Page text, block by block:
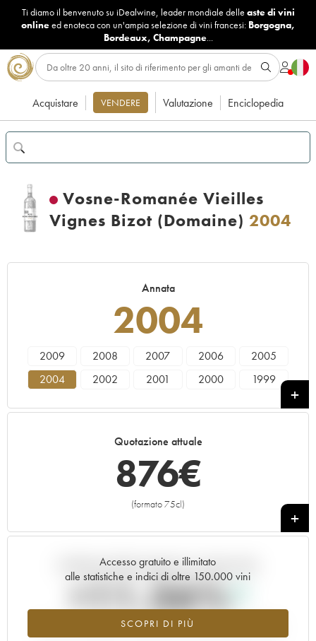
Ti diamo il benvenuto su iDealwine, leader mondiale delle aste di vini
onlineed enoteca con un'ampia selezione di vini francesi: Borgogna,
Bordeaux, Champagne...
Acquistare VENDERE Valutazione Enciclopedia
Vosne-Romanée Vieilles
Vignes Bizot (Domaine) 2004
Annata
2004
2009 2008 2007 2006
2005
2004
2002 2001 2000
1999
Quotazione attuale
876€
(formato 75cl)
+
Accesso gratuito e illimitato
alle statistiche e indici di oltre 150.000 vini
SCOPRI DI PIÙ
Andamento della quotazione in tempo reale
+11.36%
Valore in aumento per l'annata 2004 nel 2026 rispetto al 2025